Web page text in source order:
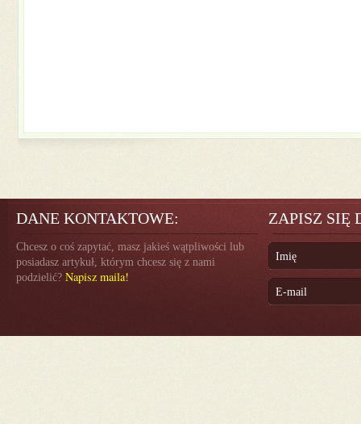
DANE KONTAKTOWE:
Chcesz o coś zapytać, masz jakieś wątpliwości lub
posiadasz artykuł, którym chcesz się z nami
podzielić? Napisz maila!
ZAPISZ SIĘ